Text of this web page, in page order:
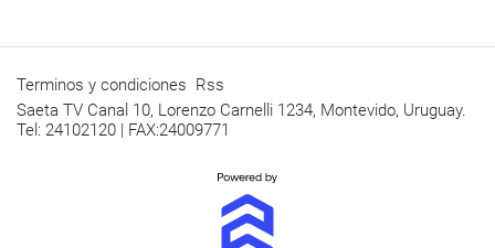
Terminos y condiciones Rss
Saeta TV Canal 10, Lorenzo Carnelli 1234, Montevido, Uruguay.
Tel: 24102120 | FAX:24009771